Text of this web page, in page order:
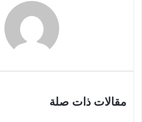
مقالات ذات صلة